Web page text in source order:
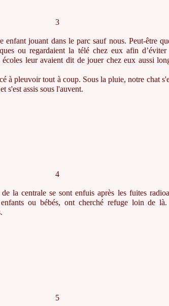
3
jouant dans le parc sauf nous. Peut-être
ou regardaient la télé chez eux afin
leur avaient dit de jouer chez eux aussi
à pleuvoir tout à coup. Sous la pluie, notre chat
s'est assis sous l'auvent.
4
la centrale se sont enfuis après les fuites
ou bébés, ont cherché refuge loin de là.
5